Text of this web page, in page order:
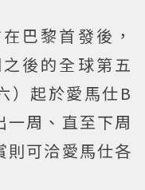
巴黎首發後，
後的全球第五
）起於愛馬仕B
周、直至下周
則可洽愛馬仕各